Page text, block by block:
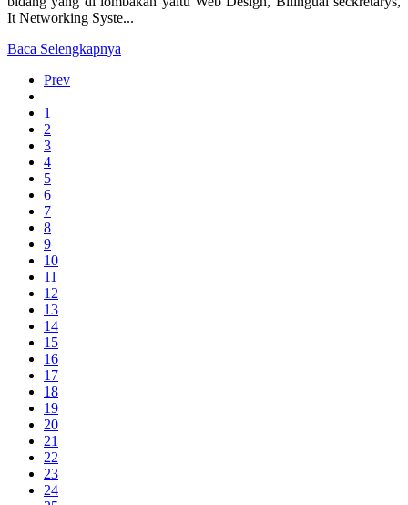
It Networking Syste...
Baca Selengkapnya
Prev
1
2
3
4
5
6
7
8
9
10
11
12
13
14
15
16
17
18
19
20
21
22
23
24